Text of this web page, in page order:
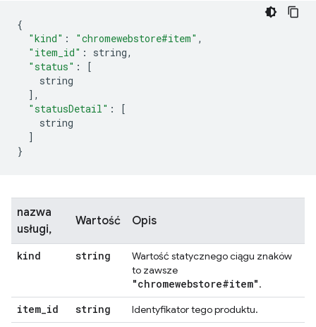
{
"kind" : "chromewebstore#item" ,
"item_id" : string,
"status" :
[
string
],
"statusDetail" :
[
string
]
}
nazwa
usługi,
Wartość Opis
kind string
Wartość statycznego ciągu znaków
to zawsze
"chromewebstore#item".
item_id string Identyfikator tego produktu.